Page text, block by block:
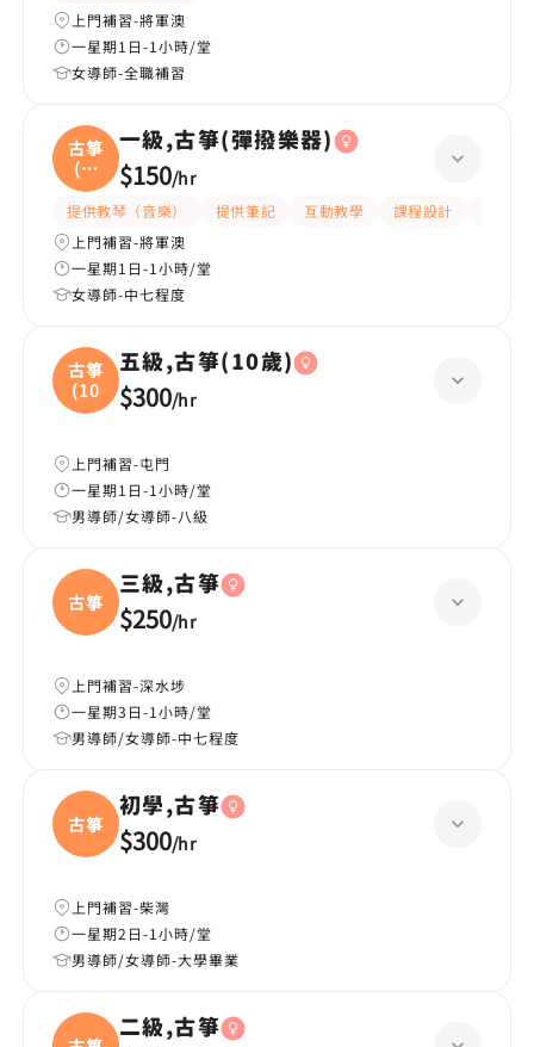
上門補習-將軍澳
一星期1日-1小時/堂
女導師-全職補習
古箏
(彈
撥
一級,古箏(彈撥樂器)
$150/hr
提供教琴（音樂） 提供筆記 互動教學 課程設計
上門補習-將軍澳
一星期1日-1小時/堂
女導師-中七程度
古箏
(10
五級,古箏(10歲)
$300/hr
上門補習-屯門
一星期1日-1小時/堂
男導師/女導師-八級
古箏
三級,古箏
$250/hr
上門補習-深水埗
一星期3日-1小時/堂
男導師/女導師-中七程度
古箏
初學,古箏
$300/hr
上門補習-柴灣
一星期2日-1小時/堂
男導師/女導師-大學畢業
二級,古箏